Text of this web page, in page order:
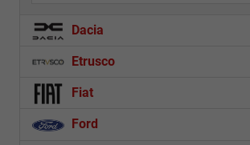
Dacia
Etrusco
Fiat
Ford